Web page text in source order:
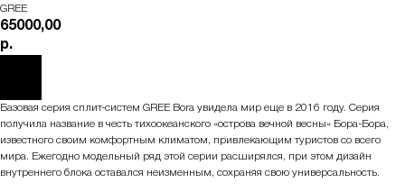
GREE
65000,00
р.
Базовая серия сплит-систем GREE Bora увидела мир еще в 2016 году. Серия
получила название в честь тихоокеанского «острова вечной весны» Бора-Бора,
известного своим комфортным климатом, привлекающим туристов со всего
мира. Ежегодно модельный ряд этой серии расширялся, при этом дизайн
внутреннего блока оставался неизменным, сохраняя свою универсальность.